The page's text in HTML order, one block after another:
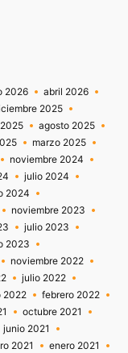
2026
abril 2026
2025
agosto 2025
marzo 2025
noviembre 2024
julio 2024
2024
noviembre 2023
julio 2023
2023
noviembre 2022
julio 2022
2022
febrero 2022
octubre 2021
junio 2021
2021
enero 2021